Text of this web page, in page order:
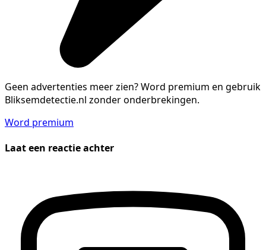
Geen advertenties meer zien?Word premium en gebruik
Bliksemdetectie.nl zonder onderbrekingen.
Word premium
Laat een reactie achter